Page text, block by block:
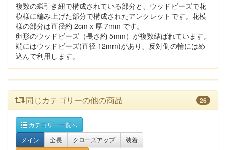
複数の蝋引き紐で構成されている部分と、ウッドビーズで花
模様に編み上げた部分で構成されたアンクレットです。花模
様の部分は直径約 2cm x 厚 7mm です。
卵形のウッドビーズ（長さ約 5mm）が複数結ばれています。
端にはウッドビーズ(直径 12mm)があり、反対側の輪にはめ
込んで利用します。
同じカテゴリーの他の商品 26
カテゴリー一覧へ
メイン
全長 クローズアップ
装着